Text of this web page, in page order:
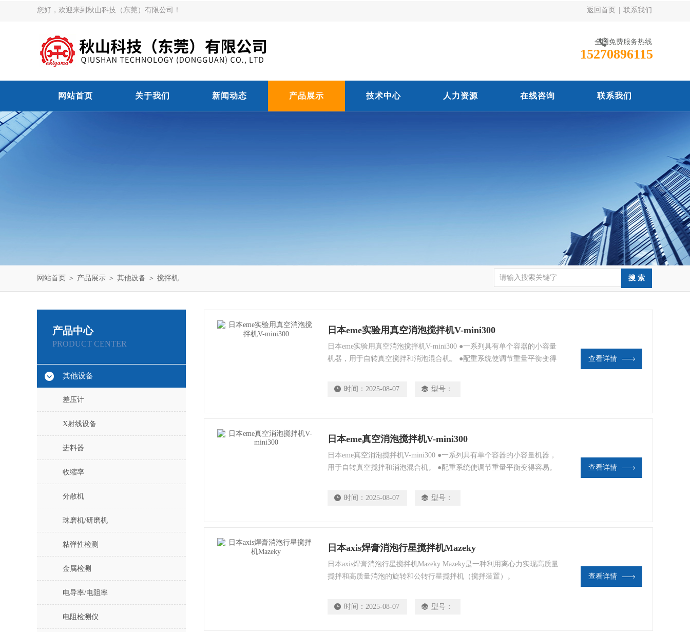
您好，欢迎来到秋山科技（东莞）有限公司！ 返回首页 联系我们
全国免费服务热线
15270896115
网站首页 关于我们 新闻动态 产品展示 技术中心 人力资源 在线咨询 联系我们
网站首页 ＞ 产品展示 ＞ 其他设备 ＞ 搅拌机
产品中心
PRODUCT CENTER
其他设备
差压计
X射线设备
进料器
收缩率
分散机
珠磨机/研磨机
粘弹性检测
金属检测
电导率/电阻率
电阻检测仪
日本eme实验用真空消泡搅拌机V-mini300
日本eme实验用真空消泡搅拌机V-mini300 ● 一系列具有单个容器的小容量
机器，用于自转真空搅拌和消泡混合机。 ●配重系统使调节重量平衡变得
注射器填充。
时间： 2025-08-07 型号：
查看详情
日本eme真空消泡搅拌机V-mini300
日本eme真空消泡搅拌机V-mini300 ● 一系列具有单个容器的小容量机器，
用于自转真空搅拌和消泡混合机。 ●配重系统使调节重量平衡变得容易。
时间： 2025-08-07 型号：
查看详情
日本axis焊膏消泡行星搅拌机Mazeky
日本axis焊膏消泡行星搅拌机Mazeky Mazeky是一种利用离心力实现高质量
搅拌和高质量消泡的旋转和公转行星搅拌机（搅拌装置）。
时间： 2025-08-07 型号：
查看详情